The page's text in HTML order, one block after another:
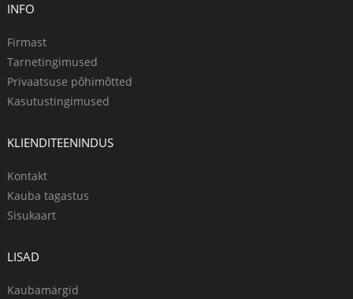
INFO
Firmast
Tarnetingimused
Privaatsuse põhimõtted
Kasutustingimused
KLIENDITEENINDUS
Kontakt
Kauba tagastus
Sisukaart
LISAD
Kaubamärgid